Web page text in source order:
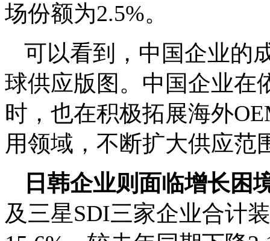
场份额为2.5%。
可以看到，中国企业的
球供应版图。中国企业在
时，也在积极拓展海外
用领域，不断扩大供应范
日韩企业则面临增长困
及三星SDI三家企业合计